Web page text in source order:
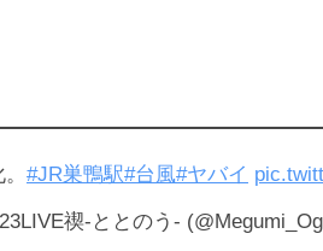
#JR巣鴨駅#台風#ヤバイ
禊-ととのう-